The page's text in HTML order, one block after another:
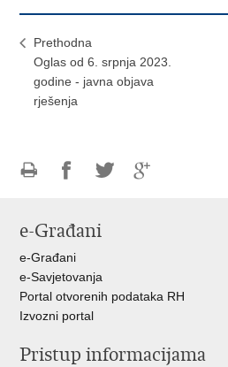
Prethodna
Oglas od 6. srpnja 2023.
godine - javna objava
rješenja
FacebookuTwitteru
e-Građani
e-Građani
e-Savjetovanja
Portal otvorenih podataka RH
Izvozni portal
Pristup informacijama